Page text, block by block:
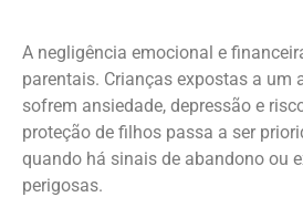
A negligência emocional e
parentais. Crianças expostas a um
sofrem ansiedade, depressão e
proteção de filhos passa a ser
quando há sinais de abandono ou
perigosas.